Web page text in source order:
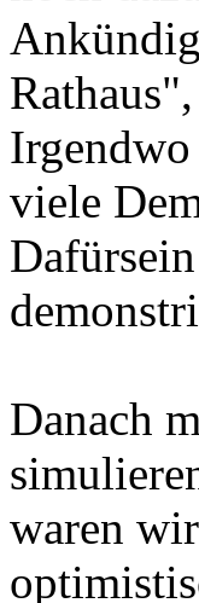
viele
Danach
waren